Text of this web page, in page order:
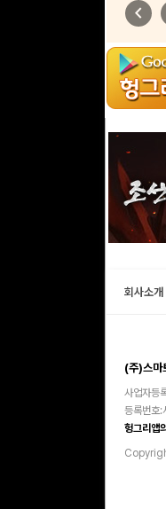
chevron_left
회사소개
(주)스마
사업자
등록번호
헝그리앱